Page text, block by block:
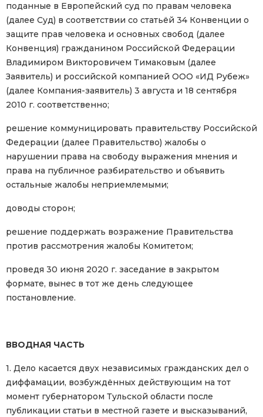
поданные в Европейский суд по правам человека
(далее Суд) в соответствии со статьёй 34 Конвенции о
защите прав человека и основных свобод (далее
Конвенция) гражданином Российской Федерации
Владимиром Викторовичем Тимаковым (далее
Заявитель) и российской компанией ООО «ИД Рубеж»
(далее Компания-заявитель) 3 августа и 18 сентября
2010 г. соответственно;
решение коммуницировать правительству Российской
Федерации (далее Правительство) жалобы о
нарушении права на свободу выражения мнения и
права на публичное разбирательство и объявить
остальные жалобы неприемлемыми;
доводы сторон;
решение поддержать возражение Правительства
против рассмотрения жалобы Комитетом;
проведя 30 июня 2020 г. заседание в закрытом
формате, вынес в тот же день следующее
постановление.
ВВОДНАЯ ЧАСТЬ
1. Дело касается двух независимых гражданских дел о
диффамации, возбуждённых действующим на тот
момент губернатором Тульской области после
публикации статьи в местной газете и высказываний,